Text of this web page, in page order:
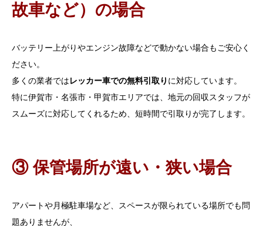
故車など）の場合
バッテリー上がりやエンジン故障などで動かない場合もご安心く
ださい。
多くの業者ではレッカー車での無料引取り に対応しています。
特に伊賀市・名張市・甲賀市エリアでは、地元の回収スタッフが
スムーズに対応してくれるため、短時間で引取りが完了します。
③ 保管場所が遠い・狭い場合
アパートや月極駐車場など、スペースが限られている場所でも問
題ありませんが、